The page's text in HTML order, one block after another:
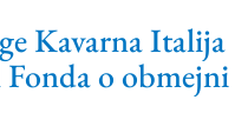
Kavarna Italija
o obmejni